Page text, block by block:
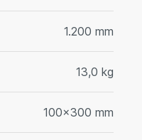
1.200 mm
13,0 kg
100x300 mm